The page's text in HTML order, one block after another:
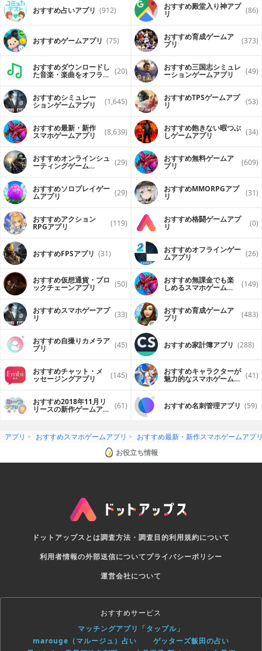
おすすめ占いアプリ (912) おすすめ殿堂入り神アプ
リ (86)
おすすめゲームアプリ (75) おすすめ育成ゲームア
プリ (373)
おすすめダウンロードし
た音楽・楽曲をオフライ (20) おすすめ三国志シミュレ
ーションゲームアプリ (49)
おすすめシミュレー
ションゲームアプリ (1,645) おすすめTPSゲームアプ
リ (53)
おすすめ最新・新作
スマホゲームアプリ (8,639) おすすめ飽きない暇つぶ
しゲームアプリ (34)
おすすめオンラインシュ
ーティングゲーム (29) おすすめ無料ゲームア
プリ (609)
おすすめソロプレイゲー
ムアプリ (29) おすすめ MMORPGアプ
リ (31)
おすすめアクション
RPGアプリ (119) おすすめ格闘ゲームアプ
リ (0)
おすすめFPSアプリ (31) おすすめオフラインゲー
ムアプリ (26)
おすすめ仮想通貨・ブロ
ックチェーンアプリ (50) おすすめ無課金でも楽
しめるスマホゲームア (149)
おすすめスマホゲーアプ
リ (33) おすすめ育成ゲームア
プリ (483)
おすすめ自撮りカメラア
プリ (45) おすすめ家計簿アプリ (288)
おすすめチャット・メ
ッセージングアプリ (145) おすすめキャラクターが
魅力的なスマホゲームア (41)
おすすめ2018年11月リ
リースの新作ゲームアプ (61) おすすめ名刺管理アプリ (59)
アプリ おすすめスマホゲームアプリ
おすすめ最新・新作スマホゲームアプ
お役立ち情報
ドットアップスとは調査方法・調査目的利用規約について
利用者情報の外部送信についてプライバシーポリシー
運営会社について
おすすめサービス
マッチングアプリ「タップル」
marouge（マルージュ）占い
ゲッターズ飯田の占い